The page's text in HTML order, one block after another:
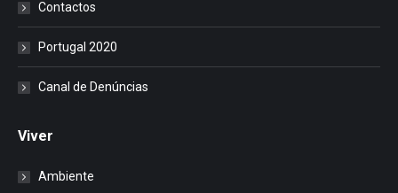
Contactos
Portugal 2020
Canal de Denúncias
Viver
Ambiente